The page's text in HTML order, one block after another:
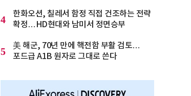
4
한화오션, 칠레서 함정 직접 건조하는 전략
확정…HD현대와 남미서 정면승부
5
美 해군, 70년 만에 핵전함 부활 검토…
포드급 A1B 원자로 그대로 쓴다